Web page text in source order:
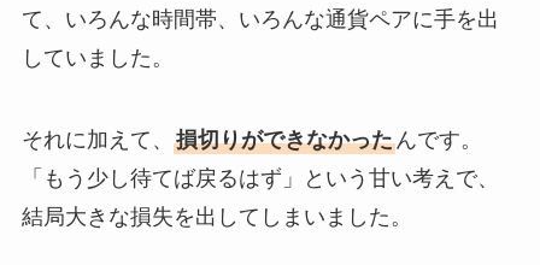
て、いろんな時間帯、いろんな通貨ペアに手を出
していました。
それに加えて、 損切りができなかったんです。
「もう少し待てば戻るはず」という甘い考えで、
結局大きな損失を出してしまいました。